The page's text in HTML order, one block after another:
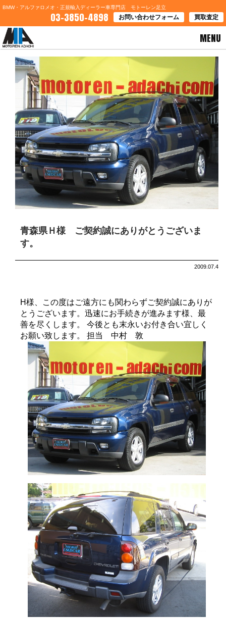
BMW・アルファロメオ・正規輸入ディーラー車専門店 モトーレン足立
03-3850-4898 お問い合わせフォーム 買取査定
MENU
HOME>ブログ一覧
青森県Ｈ様 ご契約誠にありがとうございま
す。
2009.07.4
H様、この度はご遠方にも関わらずご契約誠にありが
とうございます。迅速にお手続きが進みます様、最
善を尽くします。 今後とも末永いお付き合い宜しく
お願い致します。 担当 中村 敦